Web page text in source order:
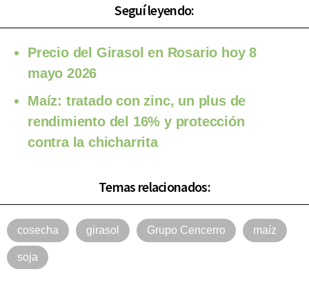
Seguí leyendo:
Precio del Girasol en Rosario hoy 8
mayo 2026
Maíz: tratado con zinc, un plus de
rendimiento del 16% y protección
contra la chicharrita
Temas relacionados:
cosecha girasol Grupo Cencerro maíz
soja